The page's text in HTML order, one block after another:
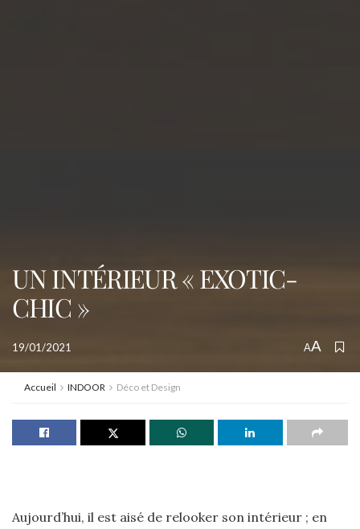
UN INTÉRIEUR « EXOTIC-
CHIC »
19/01/2021 AA
Accueil INDOOR Déco et Design
Aujourd’hui, il est aisé de relooker son intérieur ; en